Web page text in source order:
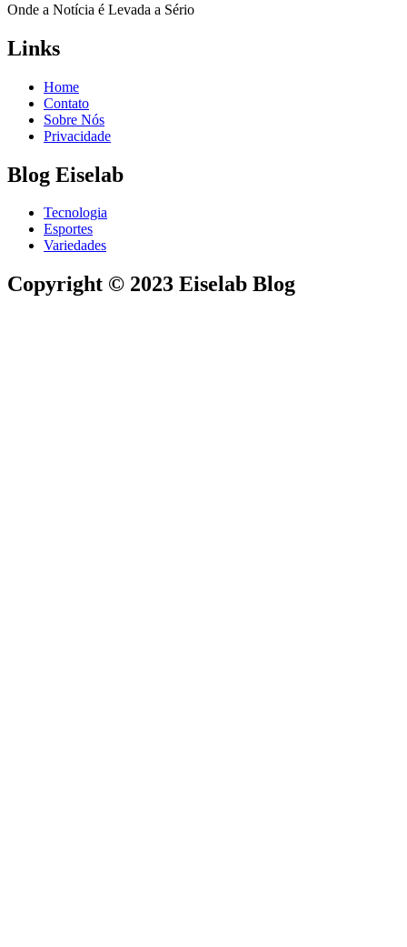
Onde a Notícia é Levada a Sério
Links
Home
Contato
Sobre Nós
Privacidade
Blog Eiselab
Tecnologia
Esportes
Variedades
Copyright © 2023 Eiselab Blog